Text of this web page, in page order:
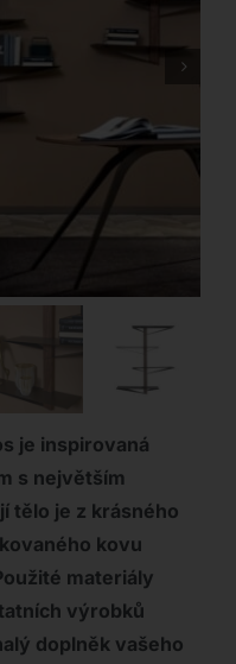
je inspirovaná
s největším
tělo je z krásného
kovu
materiály
výrobků
doplněk vašeho